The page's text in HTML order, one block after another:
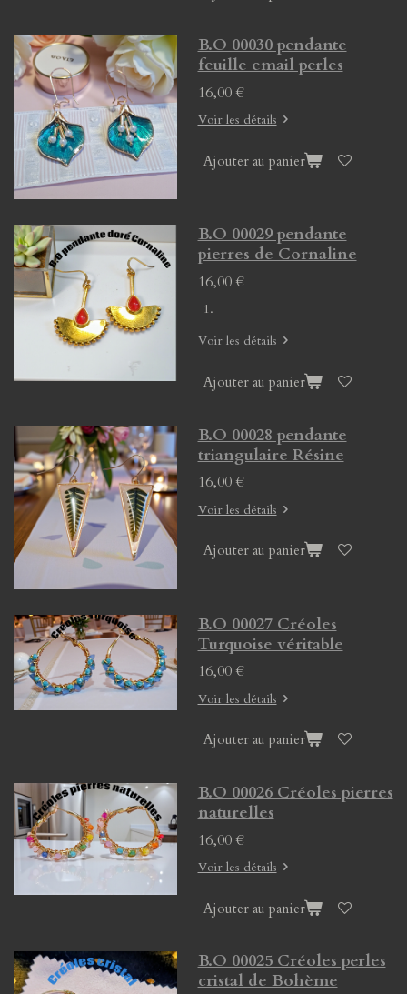
B.O 00030 pendante
feuille email perles
16,00 €
Voir les détails
Ajouter au panier
B.O 00029 pendante
pierres de Cornaline
16,00 €
Voir les détails
Ajouter au panier
B.O 00028 pendante
triangulaire Résine
16,00 €
Voir les détails
Ajouter au panier
B.O 00027 Créoles
Turquoise véritable
16,00 €
Voir les détails
Ajouter au panier
B.O 00026 Créoles pierres
naturelles
16,00 €
Voir les détails
Ajouter au panier
B.O 00025 Créoles perles
cristal de Bohème